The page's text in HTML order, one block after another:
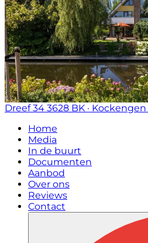
Dreef 34 3628 BK · Kockengen
Home
Media
In de buurt
Documenten
Aanbod
Over ons
Reviews
Contact